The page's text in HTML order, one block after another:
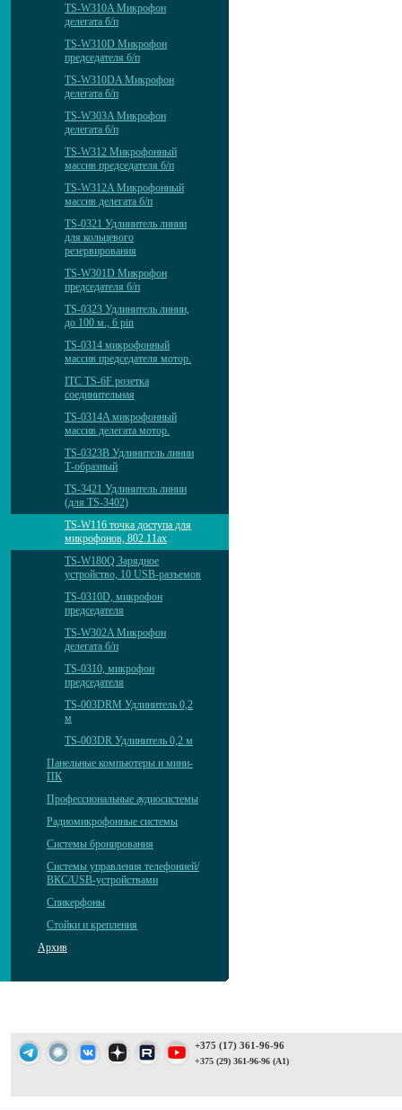
TS-W310A Микрофон
делегата б/п
TS-W310D Микрофон
председателя б/п
TS-W310DA Микрофон
делегата б/п
TS-W303A Микрофон
делегата б/п
TS-W312 Микрофонный
массив председателя б/п
TS-W312A Микрофонный
массив делегата б/п
TS-0321 Удлинитель линии
для кольцевого
резервирования
TS-W301D Микрофон
председателя б/п
TS-0323 Удлинитель линии,
до 100 м., 6 pin
TS-0314 микрофонный
массив председателя мотор.
ITC TS-6F розетка
соединительная
TS-0314A микрофонный
массив делегата мотор.
TS-0323B Удлинитель линии
Т-образный
TS-3421 Удлинитель линии
(для TS-3402)
TS-W116 точка доступа для
микрофонов, 802.11ax
TS-W180Q Зарядное
устройство, 10 USB-разъемов
TS-0310D, микрофон
председателя
TS-W302A Микрофон
делегата б/п
TS-0310, микрофон
председателя
TS-003DRM Удлинитель 0,2
м
TS-003DR Удлинитель 0,2 м
Панельные компьютеры и мини-
ПК
Профессиональные аудиосистемы
Радиомикрофонные системы
Системы бронирования
Системы управления телефонией/
ВКС/USB-устройствами
Спикерфоны
Стойки и крепления
Архив
+375 (17) 361-96-96
+375 (29) 361-96-96 (A1)